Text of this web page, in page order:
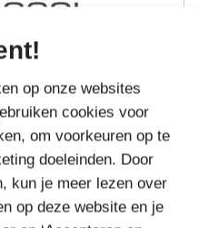
op onze websites
cookies voor
om voorkeuren op te
doeleinden. Door
kun je meer lezen over
op deze website en je
bij